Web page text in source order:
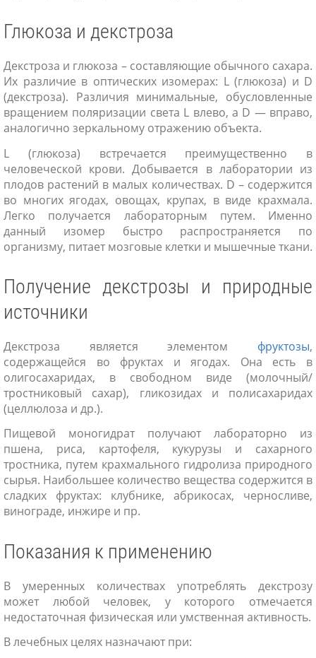
Глюкоза и декстроза
Декстроза и глюкоза – составляющие обычного сахара.
Их различие в оптических изомерах: L (глюкоза) и D
(декстроза). Различия минимальные, обусловленные
вращением поляризации света L влево, а D — вправо,
аналогично зеркальному отражению объекта.
L (глюкоза) встречается преимущественно в
человеческой крови. Добывается в лаборатории из
плодов растений в малых количествах. D – содержится
во многих ягодах, овощах, крупах, в виде крахмала.
Легко получается лабораторным путем. Именно
данный изомер быстро распространяется по
организму, питает мозговые клетки и мышечные ткани.
Получение декстрозы и природные
источники
Декстроза является элементом фруктозы,
содержащейся во фруктах и ягодах. Она есть в
олигосахаридах, в свободном виде (молочный/
тростниковый сахар), гликозидах и полисахаридах
(целлюлоза и др.).
Пищевой моногидрат получают лабораторно из
пшена, риса, картофеля, кукурузы и сахарного
тростника, путем крахмального гидролиза природного
сырья. Наибольшее количество вещества содержится в
сладких фруктах: клубнике, абрикосах, черносливе,
винограде, инжире и пр.
Показания к применению
В умеренных количествах употреблять декстрозу
может любой человек, у которого отмечается
недостаточная физическая или умственная активность.
В лечебных целях назначают при: